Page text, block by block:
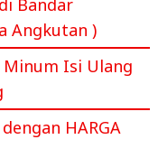
Angkutan )
Minum Isi Ulang
HARGA